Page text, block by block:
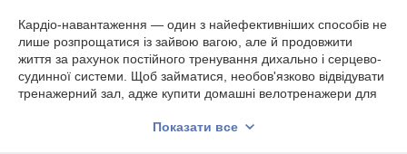
Кардіо-навантаження — один з найефективніших способів не
лише розпрощатися із зайвою вагою, але й продовжити
життя за рахунок постійного тренування дихально і серцево-
судинної системи. Щоб займатися, необов'язково відвідувати
тренажерний зал, адже купити домашні велотренажери для
У нашому каталозі представлені велотренажери для будинку
Показати все